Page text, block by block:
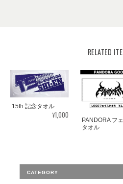
RELATED
15th 記念タオル
¥1,000
PANDORA フ
タオル
CATEGORY